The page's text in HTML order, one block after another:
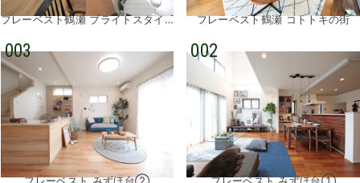
フレーベスト鶴瀬 ブライトスタイル フレーベスト鶴瀬 コトトキの街
003 002